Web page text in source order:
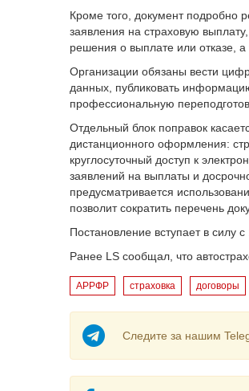
Кроме того, документ подробно
заявления на страховую
решения о выплате или отказе, а
Организации обязаны вести
данных, публиковать
профессиональную
Отдельный блок поправок
дистанционного оформления:
круглосуточный доступ к
заявлений на выплаты и
предусматривается
позволит сократить перечень
Постановление вступает в силу с
Ранее LS сообщал, что
АРРФР страховка договоры
Следите за нашим